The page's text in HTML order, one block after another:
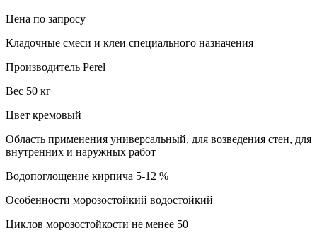
Цена по запросу
Кладочные смеси и клеи специального назначения
Производитель Perel
Вес 50 кг
Цвет кремовый
Область применения универсальный, для возведения стен, для
внутренних и наружных работ
Водопоглощение кирпича 5-12 %
Особенности морозостойкий водостойкий
Циклов морозостойкости не менее 50